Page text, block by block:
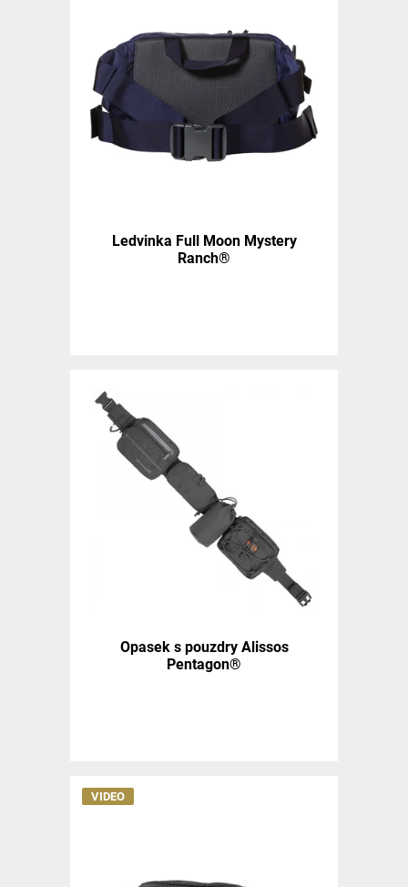
Ledvinka Full Moon Mystery
Ranch®
Opasek s pouzdry Alissos
Pentagon®
VIDEO